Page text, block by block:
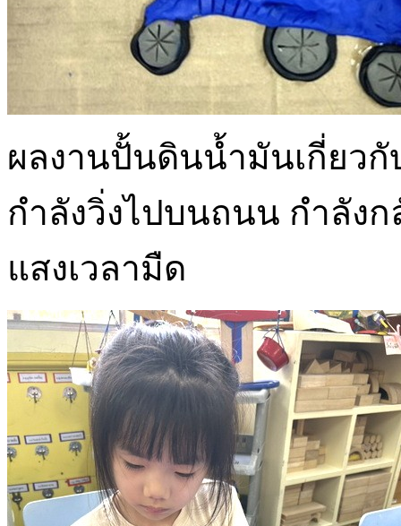
ผลงานปั้นดินน้ำมันเกี่ยว
กำลังวิ่งไปบนถนน กำลัง
แสงเวลามืด